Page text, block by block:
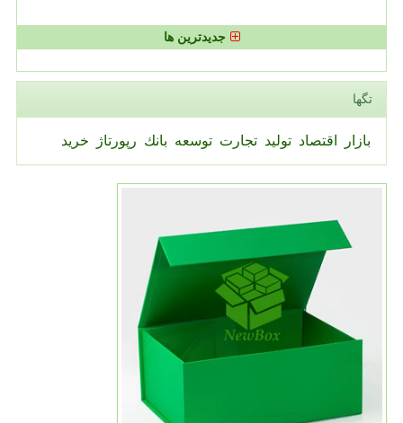
جدیدترین ها
تگها
بازار اقتصاد تولید تجارت توسعه بانك رپورتاژ خرید